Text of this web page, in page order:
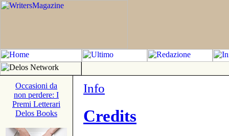
Occasioni da
non perdere: I
Premi Letterari
Delos Books
Info
Credits